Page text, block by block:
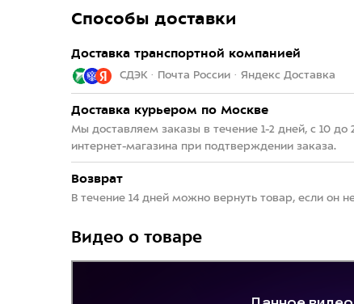
Способы доставки
Доставка транспортной компанией
СДЭК · Почта России · Яндекс Доставка
Доставка курьером по Москве
Мы доставляем заказы в течение 1-2 дней, с 10
интернет-магазина при подтверждении заказа.
Возврат
В течение 14 дней можно вернуть товар, если он
Видео о товаре